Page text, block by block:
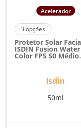
Acelerador
3 opções
Protetor Solar
ISDIN Fusion Water
Color FPS 50 Médio
Isdin
50ml